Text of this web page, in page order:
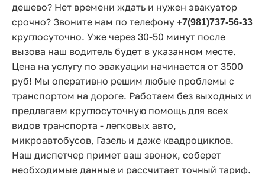
дешево? Нет времени ждать и нужен эвакуатор
срочно? Звоните нам по телефону +7(981)737-56-33
круглосуточно. Уже через 30-50 минут после
вызова наш водитель будет в указанном месте.
Цена на услугу по эвакуации начинается от 3500
руб! Мы оперативно решим любые проблемы с
транспортом на дороге. Работаем без выходных и
предлагаем круглосуточную помощь для всех
видов транспорта - легковых авто,
микроавтобусов, Газель и даже квадроциклов.
Наш диспетчер примет ваш звонок, соберет
необходимые данные и рассчитает точный тариф.